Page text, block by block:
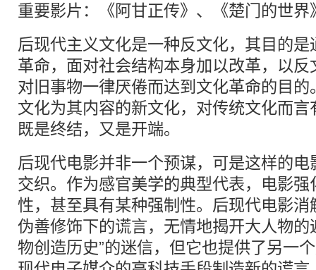
重要影片：《阿甘正传》、《楚门的世
后现代主义文化是一种反文化，其目的
革命，面对社会结构本身加以改革，以
对旧事物一律厌倦而达到文化革命的目
文化为其内容的新文化，对传统文化而
既是终结，又是开端。
后现代电影并非一个预谋，可是这样的
交织。作为感官美学的典型代表，电影
性，甚至具有某种强制性。后现代电影
伪善修饰下的谎言，无情地揭开大人物的
物创造历史”的迷信，但它也提供了另一